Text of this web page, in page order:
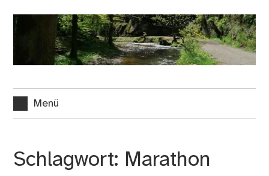
Menü
Schlagwort: Marathon